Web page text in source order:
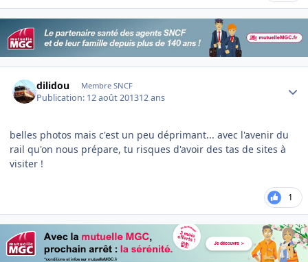
dilidou Membre SNCF
Publication: 12 août 201312 ans
belles photos mais c'est un peu déprimant... avec l'avenir du
rail qu'on nous prépare, tu risques d'avoir des tas de sites à
visiter !
1